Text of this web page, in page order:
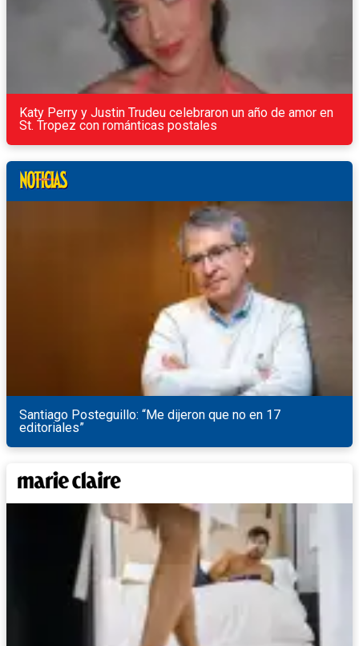
Katy Perry y Justin Trudeu celebraron un año de amor en
St. Tropez con románticas postales
Santiago Posteguillo: “Me dijeron que no en 17
editoriales”